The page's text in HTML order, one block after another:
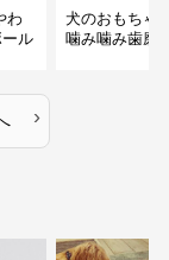
わ
ル
犬のおもちゃ
噛み噛み歯磨
›